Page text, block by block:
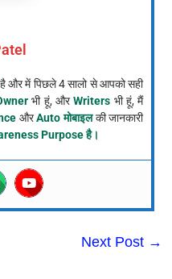
है और में पिछले 4 सालो से आपको सही
भी हूं, औरWriters भी हूं, मैं
औरAuto मोबाइलकी जानकारी
Purpose है।
Next Post →